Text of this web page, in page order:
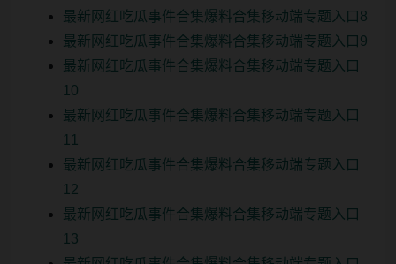
最新网红吃瓜事件合集爆料合集移动端专题入口8
最新网红吃瓜事件合集爆料合集移动端专题入口9
最新网红吃瓜事件合集爆料合集移动端专题入口
10
最新网红吃瓜事件合集爆料合集移动端专题入口
11
最新网红吃瓜事件合集爆料合集移动端专题入口
12
最新网红吃瓜事件合集爆料合集移动端专题入口
13